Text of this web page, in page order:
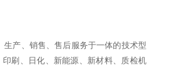
产、销售、售后服务于一体的技术型
刷、日化、新能源、新材料、质检机